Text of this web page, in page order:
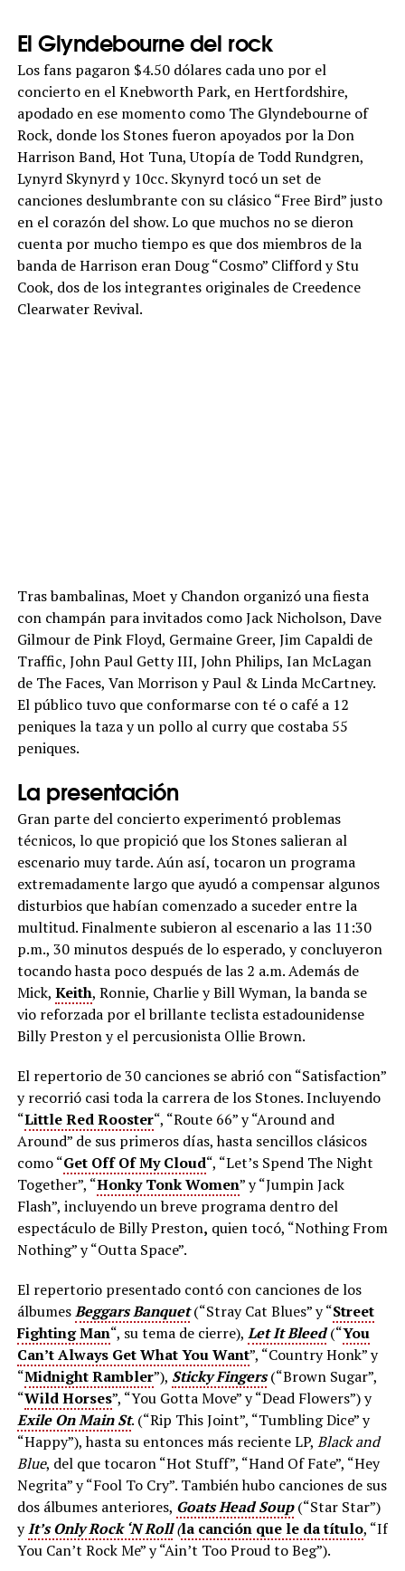
El Glyndebourne del rock
Los fans pagaron $4.50 dólares cada uno por el
concierto en el Knebworth Park, en Hertfordshire,
apodado en ese momento como The Glyndebourne of
Rock, donde los Stones fueron apoyados por la Don
Harrison Band, Hot Tuna, Utopía de Todd Rundgren,
Lynyrd Skynyrd y 10cc. Skynyrd tocó un set de
canciones deslumbrante con su clásico “Free Bird” justo
en el corazón del show. Lo que muchos no se dieron
cuenta por mucho tiempo es que dos miembros de la
banda de Harrison eran Doug “Cosmo” Clifford y Stu
Cook, dos de los integrantes originales de Creedence
Clearwater Revival.
Tras bambalinas, Moet y Chandon organizó una fiesta
con champán para invitados como Jack Nicholson, Dave
Gilmour de Pink Floyd, Germaine Greer, Jim Capaldi de
Traffic, John Paul Getty III, John Philips, Ian McLagan
de The Faces, Van Morrison y Paul & Linda McCartney.
El público tuvo que conformarse con té o café a 12
peniques la taza y un pollo al curry que costaba 55
peniques.
La presentación
Gran parte del concierto experimentó problemas
técnicos, lo que propició que los Stones salieran al
escenario muy tarde. Aún así, tocaron un programa
extremadamente largo que ayudó a compensar algunos
disturbios que habían comenzado a suceder entre la
multitud. Finalmente subieron al escenario a las 11:30
p.m., 30 minutos después de lo esperado, y concluyeron
tocando hasta poco después de las 2 a.m. Además de
Mick, Keith, Ronnie, Charlie y Bill Wyman, la banda se
vio reforzada por el brillante teclista estadounidense
Billy Preston y el percusionista Ollie Brown.
El repertorio de 30 canciones se abrió con “Satisfaction”
y recorrió casi toda la carrera de los Stones. Incluyendo
“Little Red Rooster“, “Route 66” y “Around and
Around” de sus primeros días, hasta sencillos clásicos
como “Get Off Of My Cloud“, “Let’s Spend The Night
Together”, “Honky Tonk Women” y “Jumpin Jack
Flash”, incluyendo un breve programa dentro del
espectáculo de Billy Preston, quien tocó, “Nothing From
Nothing” y “Outta Space”.
El repertorio presentado contó con canciones de los
álbumesBeggars Banquet(“Stray Cat Blues” y “Street
Fighting Man“, su tema de cierre), Let It Bleed(“You
Can’t Always Get What You Want”, “Country Honk” y
“Midnight Rambler”), Sticky Fingers(“Brown Sugar”,
“Wild Horses”, “You Gotta Move” y “Dead Flowers”) y
Exile On Main St. (“Rip This Joint”, “Tumbling Dice” y
“Happy”), hasta su entonces más reciente LP, Black and
Blue, del que tocaron “Hot Stuff”, “Hand Of Fate”, “Hey
Negrita” y “Fool To Cry”. También hubo canciones de sus
dos álbumes anteriores, Goats Head Soup(“Star Star”)
yIt’s Only Rock ‘N Roll(la canción que le da título, “If
You Can’t Rock Me” y “Ain’t Too Proud to Beg”).